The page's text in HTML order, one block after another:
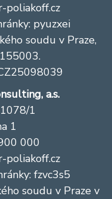
poliakoff.cz
pyuzxei
soudu v Praze,
a.s.
1
1
000
poliakoff.cz
fzvc3s5
soudu v Praze v